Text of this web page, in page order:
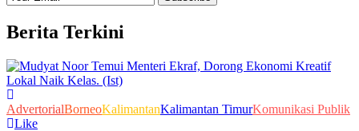
Berita Terkini
AdvertorialBorneoKalimantanKalimantan TimurKomunikasi Publik
Like